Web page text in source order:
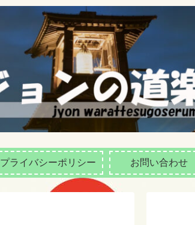
プライバシーポリシー お問い合わせ